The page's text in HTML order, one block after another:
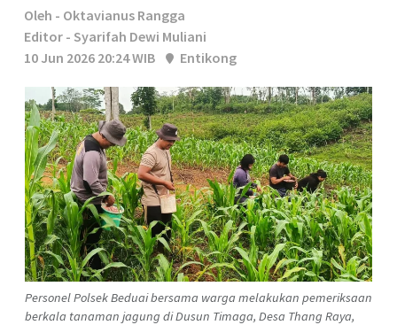
Oleh - Oktavianus Rangga
Editor - Syarifah Dewi Muliani
10 Jun 2026 20:24 WIB
Entikong
Personel Polsek Beduai bersama warga melakukan pemeriksaan
berkala tanaman jagung di Dusun Timaga, Desa Thang Raya,